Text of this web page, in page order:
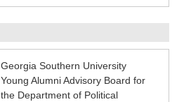
Georgia Southern University
Young Alumni Advisory Board for
the Department of Political